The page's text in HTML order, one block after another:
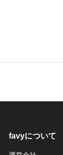
favyについて